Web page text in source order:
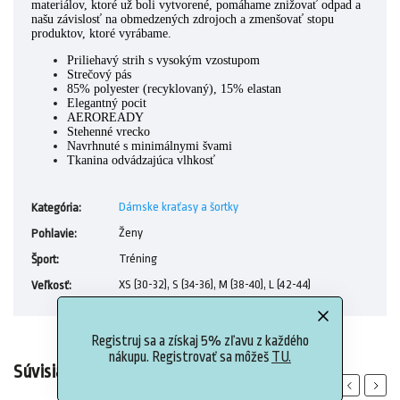
Registruj sa a získaj 5% zľavu z každého
nákupu. Registrovať sa môžeš TU.
materiálov, ktoré už boli vytvorené, pomáhame znižovať odpad a
našu závislosť na obmedzených zdrojoch a zmenšovať stopu
produktov, ktoré vyrábame.
Priliehavý strih s vysokým vzostupom
Strečový pás
85% polyester (recyklovaný), 15% elastan
Elegantný pocit
AEROREADY
Stehenné vrecko
Navrhnuté s minimálnymi švami
Tkanina odvádzajúca vlhkosť
Kategória:
Dámske kraťasy a šortky
Pohlavie:
Ženy
Šport:
Tréning
Veľkosť: XS (30-32), S (34-36), M (38-40), L (42-44)
Súvisiaci tovar
PreviousNext